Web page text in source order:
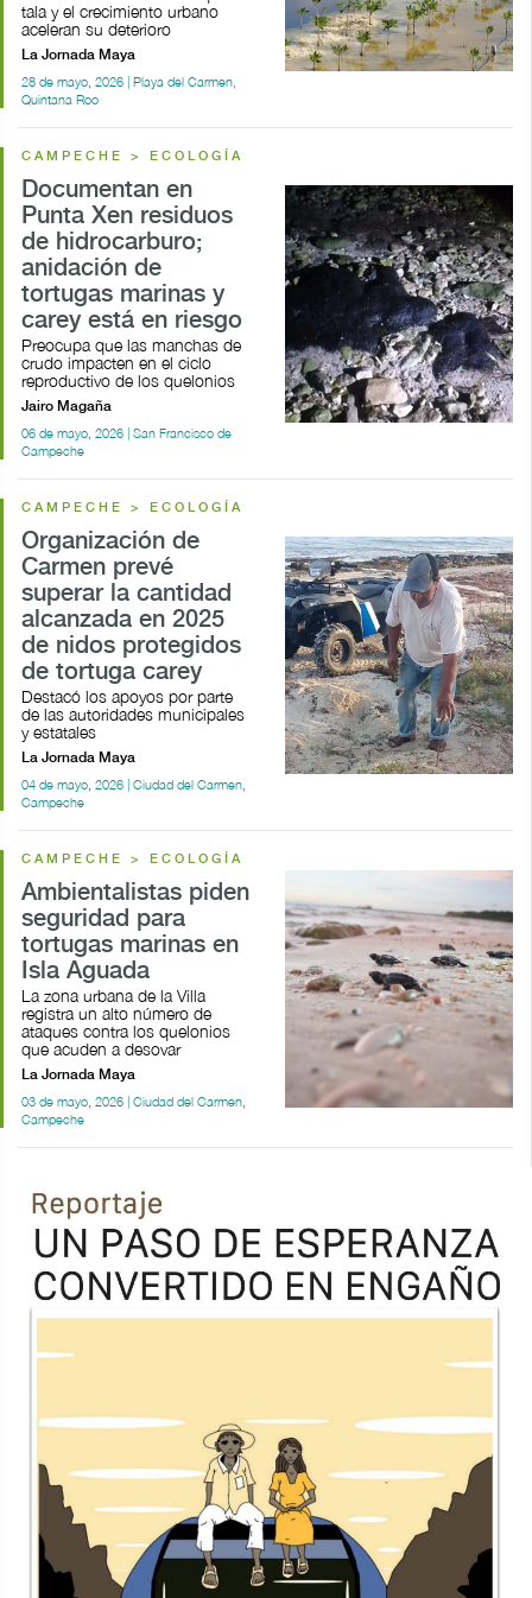
tala y el crecimiento urbano
aceleran su deterioro
La Jornada Maya
28 de mayo, 2026 | Playa del Carmen,
Quintana Roo
CAMPECHE > ECOLOGÍA
Documentan en
Punta Xen residuos
de hidrocarburo;
anidación de
tortugas marinas y
carey está en riesgo
Preocupa que las manchas de
crudo impacten en el ciclo
reproductivo de los quelonios
Jairo Magaña
06 de mayo, 2026 | San Francisco de
Campeche
CAMPECHE > ECOLOGÍA
Organización de
Carmen prevé
superar la cantidad
alcanzada en 2025
de nidos protegidos
de tortuga carey
Destacó los apoyos por parte
de las autoridades municipales
y estatales
La Jornada Maya
04 de mayo, 2026 | Ciudad del Carmen,
Campeche
CAMPECHE > ECOLOGÍA
Ambientalistas piden
seguridad para
tortugas marinas en
Isla Aguada
La zona urbana de la Villa
registra un alto número de
ataques contra los quelonios
que acuden a desovar
La Jornada Maya
03 de mayo, 2026 | Ciudad del Carmen,
Campeche